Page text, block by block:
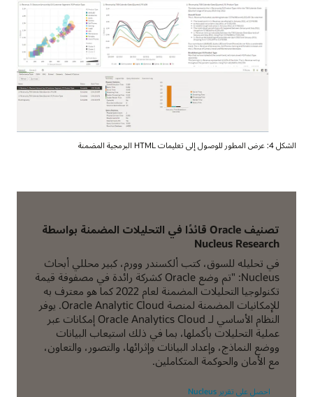
الشكل 4: عرض المطور للوصول إلى تعليمات HTML البرمجية المضمنة
تصنيف Oracle قائدًا في التحليلات المضمنة بواسطة
Nucleus Research
في تحليله للسوق، كتب ألكسندر وورم، كبير محللي أبحاث
Nucleus: "تم وضع Oracle كشركة رائدة في مصفوفة قيمة
تكنولوجيا التحليلات المضمنة لعام 2022 كما هو معترف به
للإمكانيات المضمنة لمنصة Oracle Analytic Cloud. يوفر
النظام الأساسي لـ Oracle Analytics Cloud إمكانات عبر
عملية التحليلات بأكملها، بما في ذلك استيعاب البيانات
ووضع النماذج، وإعداد البيانات وإثرائها، والتصور، والتعاون،
مع الأمان والحوكمة المتكاملين.
احصل على تقرير Nucleus